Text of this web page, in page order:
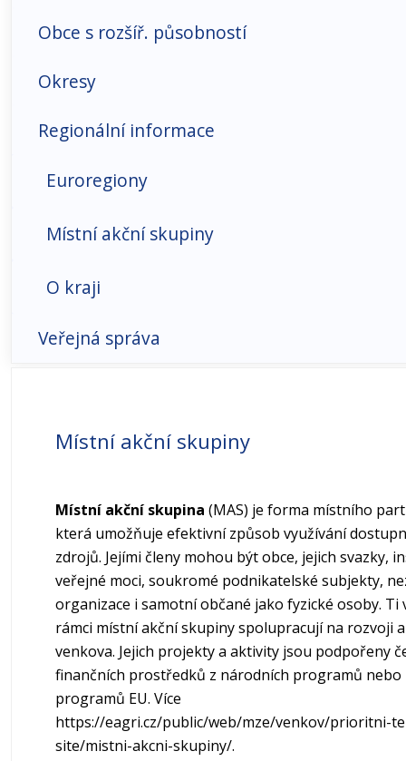
Hospodářské prostředí
Infrastruktura-doprava, ICT
Makroekonomické ukazatele
Organizační struktura
Přímé zahraniční investice
Trh práce
Základní demografické údaje
Obce s rozšíř. působností
Okresy
Regionální informace
Euroregiony
Místní akční skupiny
O kraji
Český ráj
Krkonoše
Krkonoše-střed
Krkonoše-východ
Krkonoše-západ
Východní čechy
Chrudimsko-Hlinecko
Veřejná správa
Obce
Okresy
Územní členění - mapy
Místní akční skupiny
Místní akční skupina (MAS) je forma místního
která umožňuje efektivní způsob využívání
zdrojů. Jejími členy mohou být obce, jejich svazky,
veřejné moci, soukromé podnikatelské subjekty,
organizace i samotní občané jako fyzické osoby. Ti
rámci místní akční skupiny spolupracují na rozvoji
venkova. Jejich projekty a aktivity jsou podpořeny
finančních prostředků z národních programů nebo
programů EU. Více
https://eagri.cz/public/web/mze/venkov/prioritni-
site/mistni-akcni-skupiny/.